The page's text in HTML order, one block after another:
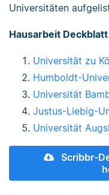
Universitäten
Hausarbeit
Universität zu
Humboldt-
Universität
Justus-Liebig-
Universität
Scribbr-